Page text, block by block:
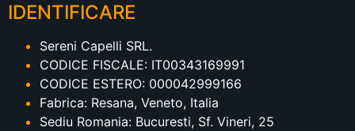
IDENTIFICARE
Sereni Capelli SRL.
CODICE FISCALE: IT00343169991
CODICE ESTERO: 000042999166
Fabrica: Resana, Veneto, Italia
Sediu Romania: Bucuresti, Sf. Vineri, 25